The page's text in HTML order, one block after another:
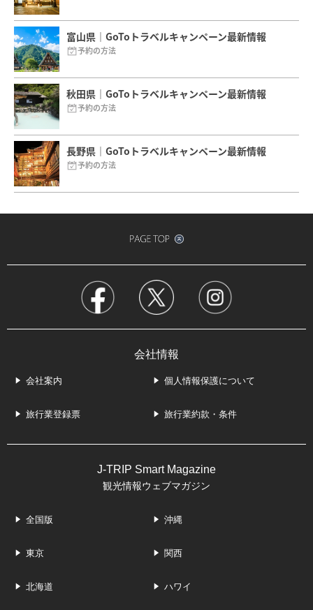
富山県｜GoToトラベルキャンペーン最新情報
予約の方法
秋田県｜GoToトラベルキャンペーン最新情報
予約の方法
長野県｜GoToトラベルキャンペーン最新情報
予約の方法
会社情報
会社案内 個人情報保護について
旅行業登録票 旅行業約款・条件
J-TRIP Smart Magazine
観光情報ウェブマガジン
全国版 沖縄
東京 関西
北海道 ハワイ